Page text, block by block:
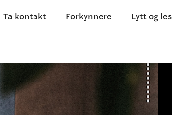
Ta kontakt Forkynnere Lytt og les